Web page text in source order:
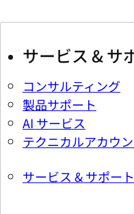
サービス & サ
コンサルティング
製品サポート
AI サービス
テクニカルアカウ
サービス & サポー